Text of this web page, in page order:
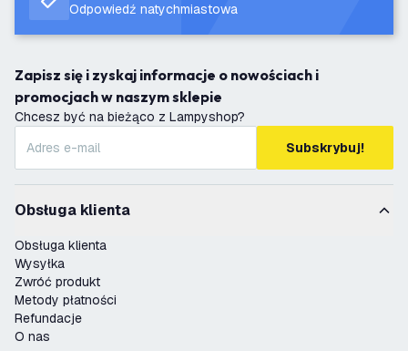
Odpowiedź natychmiastowa
Zapisz się i zyskaj informacje o nowościach i
promocjach w naszym sklepie
Chcesz być na bieżąco z Lampyshop?
Subskrybuj!
Obsługa klienta
Obsługa klienta
Wysyłka
Zwróć produkt
Metody płatności
Refundacje
O nas